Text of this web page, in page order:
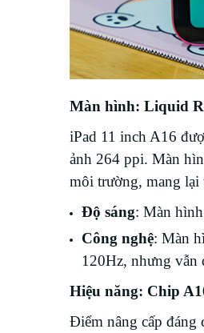
Màn hình: Liquid
iPad 11 inch A16
ảnh 264 ppi. Màn
môi trường, mang lại
Độ sáng: Màn
Công nghệ: Màn
120Hz, nhưng vẫn
Hiệu năng: Chip
Điểm nâng cấp đáng